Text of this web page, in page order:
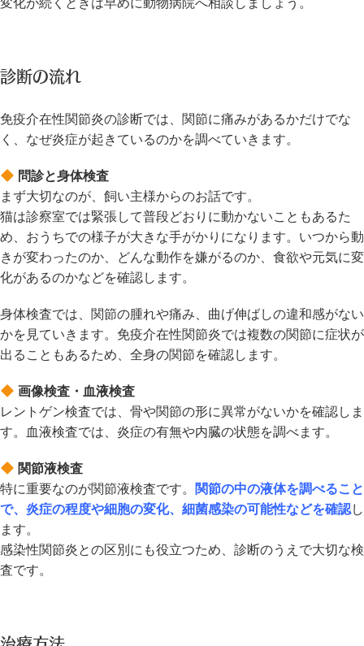
変化が続くときは早めに動物病院へ相談しましょう。
診断の流れ
免疫介在性関節炎の診断では、関節に痛みがあるかだけでな
く、なぜ炎症が起きているのかを調べていきます。
問診と身体検査
まず大切なのが、飼い主様からのお話です。
猫は診察室では緊張して普段どおりに動かないこともあるた
め、おうちでの様子が大きな手がかりになります。いつから動
きが変わったのか、どんな動作を嫌がるのか、食欲や元気に変
化があるのかなどを確認します。
身体検査では、関節の腫れや痛み、曲げ伸ばしの違和感がない
かを見ていきます。免疫介在性関節炎では複数の関節に症状が
出ることもあるため、全身の関節を確認します。
画像検査・血液検査
レントゲン検査では、骨や関節の形に異常がないかを確認しま
す。血液検査では、炎症の有無や内臓の状態を調べます。
関節液検査
特に重要なのが関節液検査です。
関節の中の液体を調べること
で、炎症の程度や細胞の変化、細菌感染の可能性などを確認し
ます。
感染性関節炎との区別にも役立つため、診断のうえで大切な検
査です。